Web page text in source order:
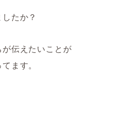
たか？
伝えたいことが
ます。